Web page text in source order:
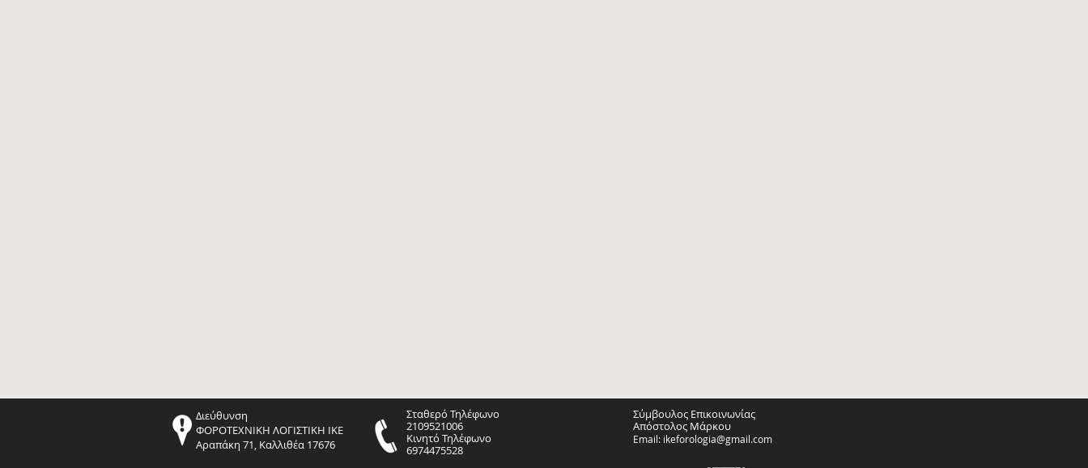
Διεύθυνση
ΦΟΡΟΤΕΧΝΙΚΗ ΛΟΓΙΣΤΙΚΗ ΙΚΕ
Αραπάκη 71, Καλλιθέα 17676
Σταθερό Τηλέφωνο
2109521006
Κινητό Τηλέφωνο
6974475528
Σύμβουλος Επικοινωνίας
Απόστολος Μάρκου
Email: ikeforologia@gmail.com